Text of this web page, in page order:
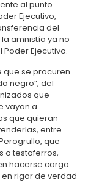
al punto.
Ejecutivo,
del
amnistía ya no
Ejecutivo.
que se procuren
negro”; del
que
vayan a
que quieran
entre
que
o testaferros,
hacerse cargo
rigor de verdad